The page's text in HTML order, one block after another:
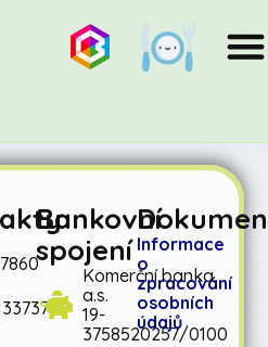
Bankovní
spojení
Komerční banka
a.s.
19-
3758520257/0100
Informace
o
zpracování
osobních
údajů